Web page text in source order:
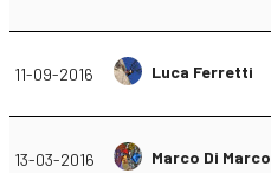
11-09-2016 Luca Ferretti
13-03-2016 Marco Di Marco